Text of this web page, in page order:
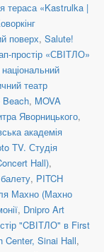
тераса «Kastrulka |
поверх, Salute!
простір «СВІТЛО»
театр
Beach, MOVA
Яворницького,
академія
TV. Студія
Hall),
, PITCH
Махно (Махно
, Dnipro Art
"CВІТЛО" в First
Center, Sinai Hall,